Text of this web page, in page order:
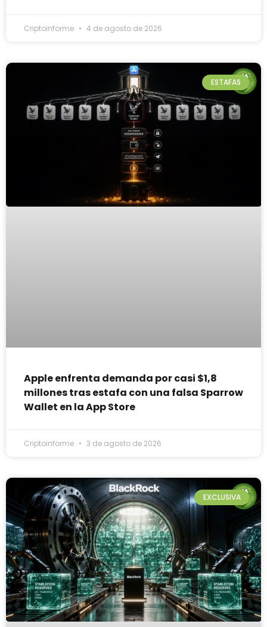
Criptoinforme 4 de agosto de 2026
ESTAFAS
Apple enfrenta demanda por casi $1,8
millones tras estafa con una falsa Sparrow
Wallet en la App Store
Criptoinforme 3 de agosto de 2026
EXCLUSIVA